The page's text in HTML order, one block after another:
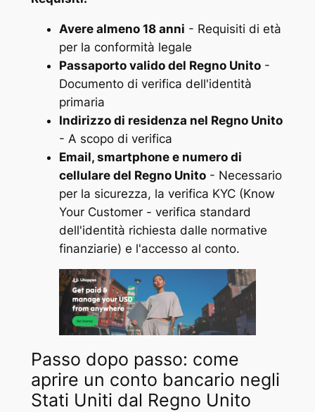
Avere almeno 18 anni - Requisiti di età
per la conformità legale
Passaporto valido del Regno Unito-
Documento di verifica dell'identità
primaria
Indirizzo di residenza nel Regno Unito
- A scopo di verifica
Email, smartphone e numero di
cellulare del Regno Unito- Necessario
per la sicurezza, la verifica KYC (Know
Your Customer - verifica standard
dell'identità richiesta dalle normative
finanziarie) e l'accesso al conto.
Passo dopo passo: come
aprire un conto bancario negli
Stati Uniti dal Regno Unito